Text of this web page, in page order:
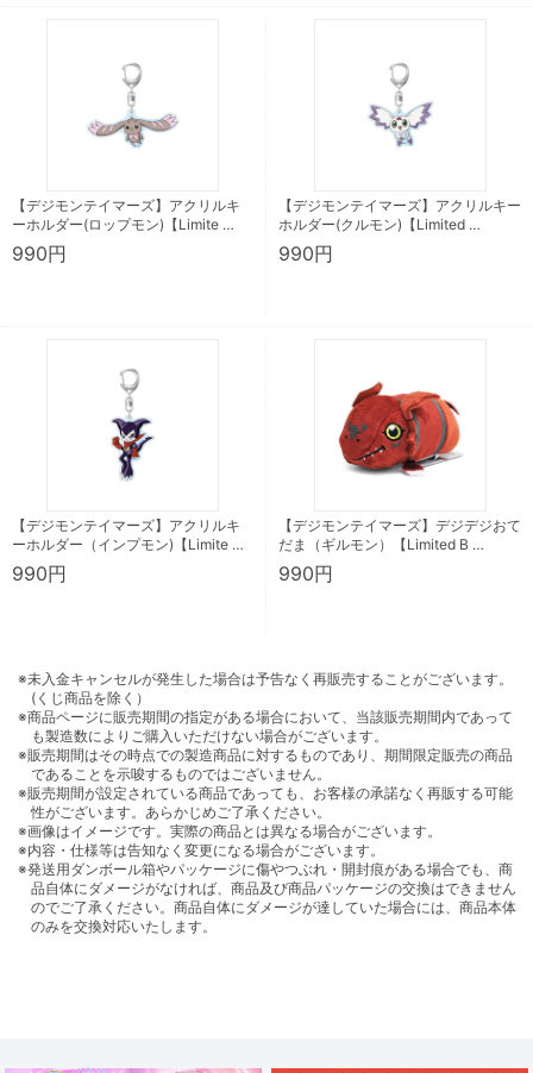
【デジモンテイマーズ】アクリルキ
ーホルダー(ロップモン)【Limite …
990円
【デジモンテイマーズ】アクリルキー
ホルダー(クルモン)【Limited …
990円
【デジモンテイマーズ】アクリルキ
ーホルダー（インプモン)【Limite …
990円
【デジモンテイマーズ】デジデジおて
だま（ギルモン）【Limited B …
990円
※未入金キャンセルが発生した場合は予告なく再販売することがございます。
(くじ商品を除く）
※商品ページに販売期間の指定がある場合において、当該販売期間内であって
も製造数によりご購入いただけない場合がございます。
※販売期間はその時点での製造商品に対するものであり、期間限定販売の商品
であることを示唆するものではございません。
※販売期間が設定されている商品であっても、お客様の承諾なく再販する可能
性がございます。あらかじめご了承ください。
※画像はイメージです。実際の商品とは異なる場合がございます。
※内容・仕様等は告知なく変更になる場合がございます。
※発送用ダンボール箱やパッケージに傷やつぶれ・開封痕がある場合でも、商
品自体にダメージがなければ、商品及び商品パッケージの交換はできません
のでご了承ください。商品自体にダメージが達していた場合には、商品本体
のみを交換対応いたします。